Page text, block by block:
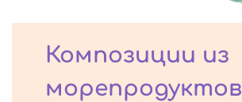
Композиции из
морепродуктов